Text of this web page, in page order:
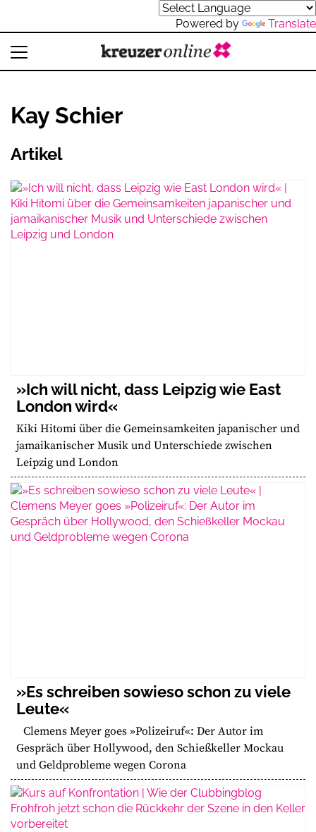
Powered by Translate
Kay Schier
Artikel
»Ich will nicht, dass Leipzig wie East
London wird«
Kiki Hitomi über die Gemeinsamkeiten japanischer und
jamaikanischer Musik und Unterschiede zwischen
Leipzig und London
»Es schreiben sowieso schon zu viele
Leute«
Clemens Meyer goes »Polizeiruf«: Der Autor im
Gespräch über Hollywood, den Schießkeller Mockau
und Geldprobleme wegen Corona